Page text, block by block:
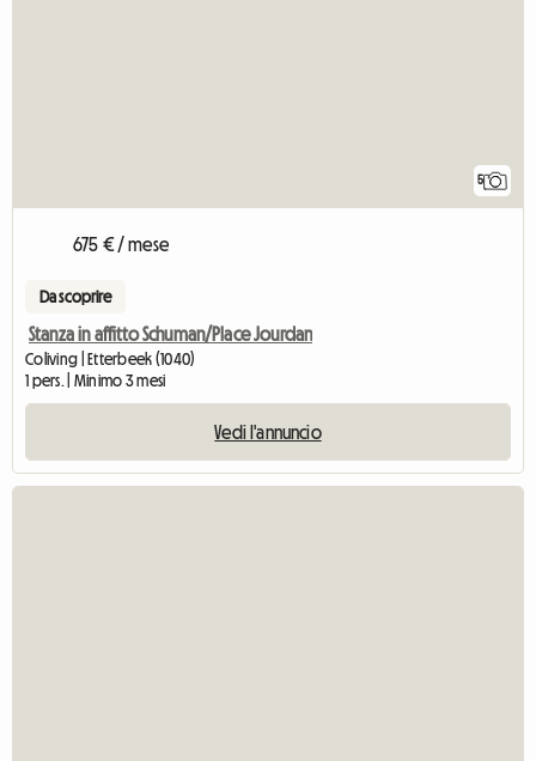
5
675 € / mese
Da scoprire
Stanza in affitto Schuman/Place Jourdan
Coliving | Etterbeek (1040)
1 pers. | Minimo 3 mesi
Vedi l'annuncio